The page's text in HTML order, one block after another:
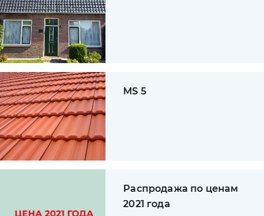
MS 5
Распродажа по ценам
2021 года